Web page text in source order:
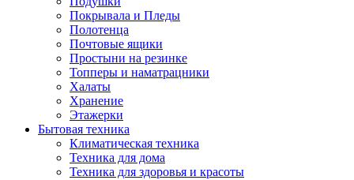
Покрывала и Пледы
Полотенца
Почтовые ящики
Простыни на резинке
Топперы и наматрацники
Халаты
Хранение
Этажерки
Бытовая техника
Климатическая техника
Техника для дома
Техника для здоровья и красоты